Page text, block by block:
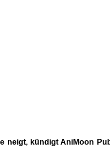
neigt, kündigt AniMoon